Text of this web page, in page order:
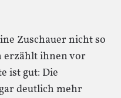
Zuschauer nicht so
erzählt ihnen vor
ist gut: Die
deutlich mehr